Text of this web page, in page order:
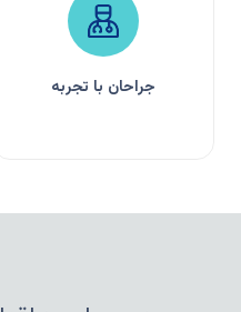
جراحان با تجربه